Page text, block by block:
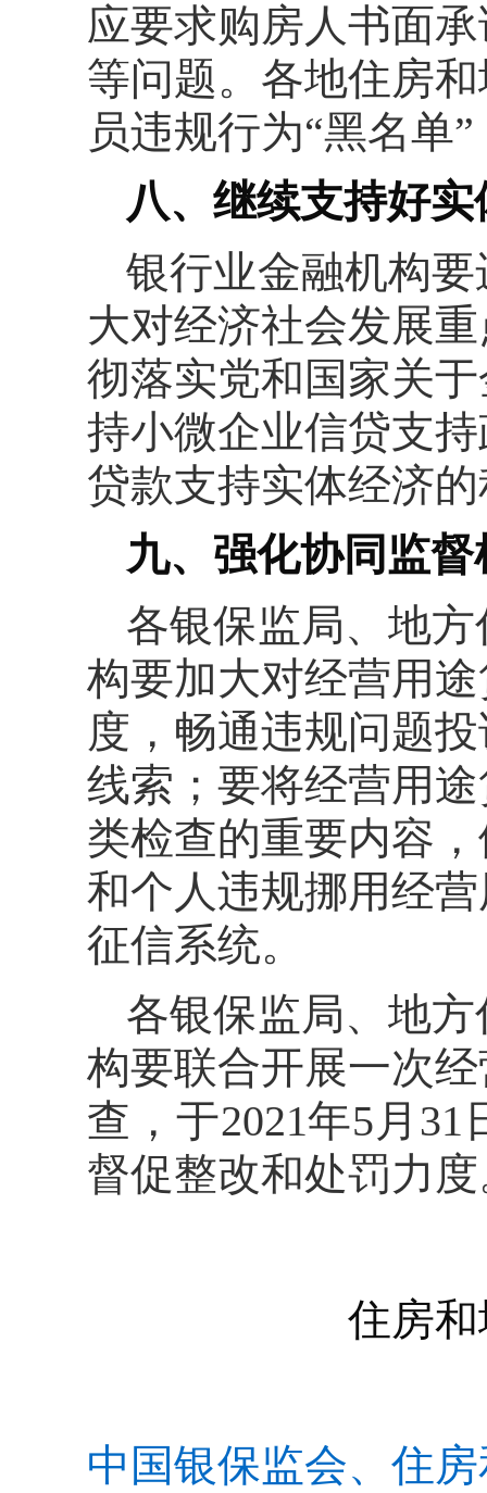
应要求购房人书面
等问题。各地住房
员违规行为“黑名单
八、继续支持好
银行业金融机构
大对经济社会发展
彻落实党和国家关
持小微企业信贷支
贷款支持实体经济
九、强化协同监督
各银保监局、地
构要加大对经营用
度，畅通违规问题
线索；要将经营用
类检查的重要内容
和个人违规挪用经
征信系统。
各银保监局、地
构要联合开展一次
查，于2021年5月
督促整改和处罚力
住房和城
中国银保监会、住